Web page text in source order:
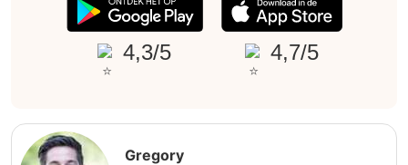
4,3/5 4,7/5
Gregory